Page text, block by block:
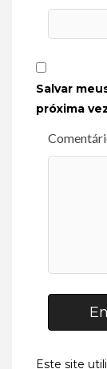
Salvar
próxima
Este site